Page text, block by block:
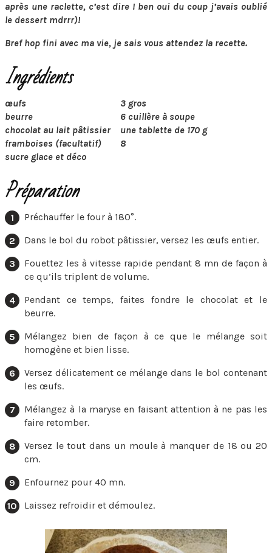
après une raclette, c’est dire ! ben oui du coup j’avais oublié
le dessert mdrrr)!
Bref hop fini avec ma vie, je sais vous attendez la recette.
Ingrédients
œufs
3 gros
beurre
6 cuillère à soupe
chocolat au lait pâtissier
une tablette de 170 g
framboises (facultatif)
8
sucre glace et déco
Préparation
Préchauffer le four à 180°.
Dans le bol du robot pâtissier, versez les œufs entier.
Fouettez les à vitesse rapide pendant 8 mn de façon à
ce qu’ils triplent de volume.
Pendant ce temps, faites fondre le chocolat et le
beurre.
Mélangez bien de façon à ce que le mélange soit
homogène et bien lisse.
Versez délicatement ce mélange dans le bol contenant
les œufs.
Mélangez à la maryse en faisant attention à ne pas les
faire retomber.
Versez le tout dans un moule à manquer de 18 ou 20
cm.
Enfournez pour 40 mn.
Laissez refroidir et démoulez.